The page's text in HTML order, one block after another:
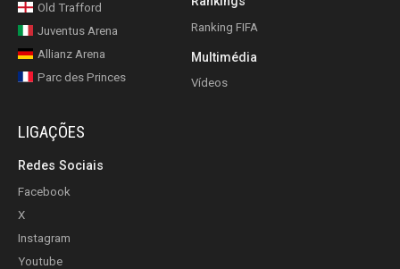
Old Trafford
Juventus Arena
Allianz Arena
Parc des Princes
Ranking FIFA
Multimédia
Vídeos
LIGAÇÕES
Redes Sociais
Facebook
X
Instagram
Youtube